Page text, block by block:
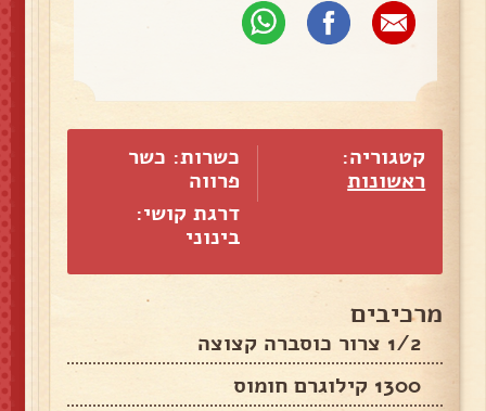
קטגוריה:
ראשונות
כשרות: כשר
פרווה
דרגת קושי:
בינוני
מרכיבים
1/2 צרור כוסברה קצוצה
1300 קילוגרם חומוס